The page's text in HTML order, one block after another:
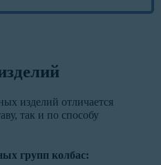
изделий отличается
так и по способу
групп колбас: